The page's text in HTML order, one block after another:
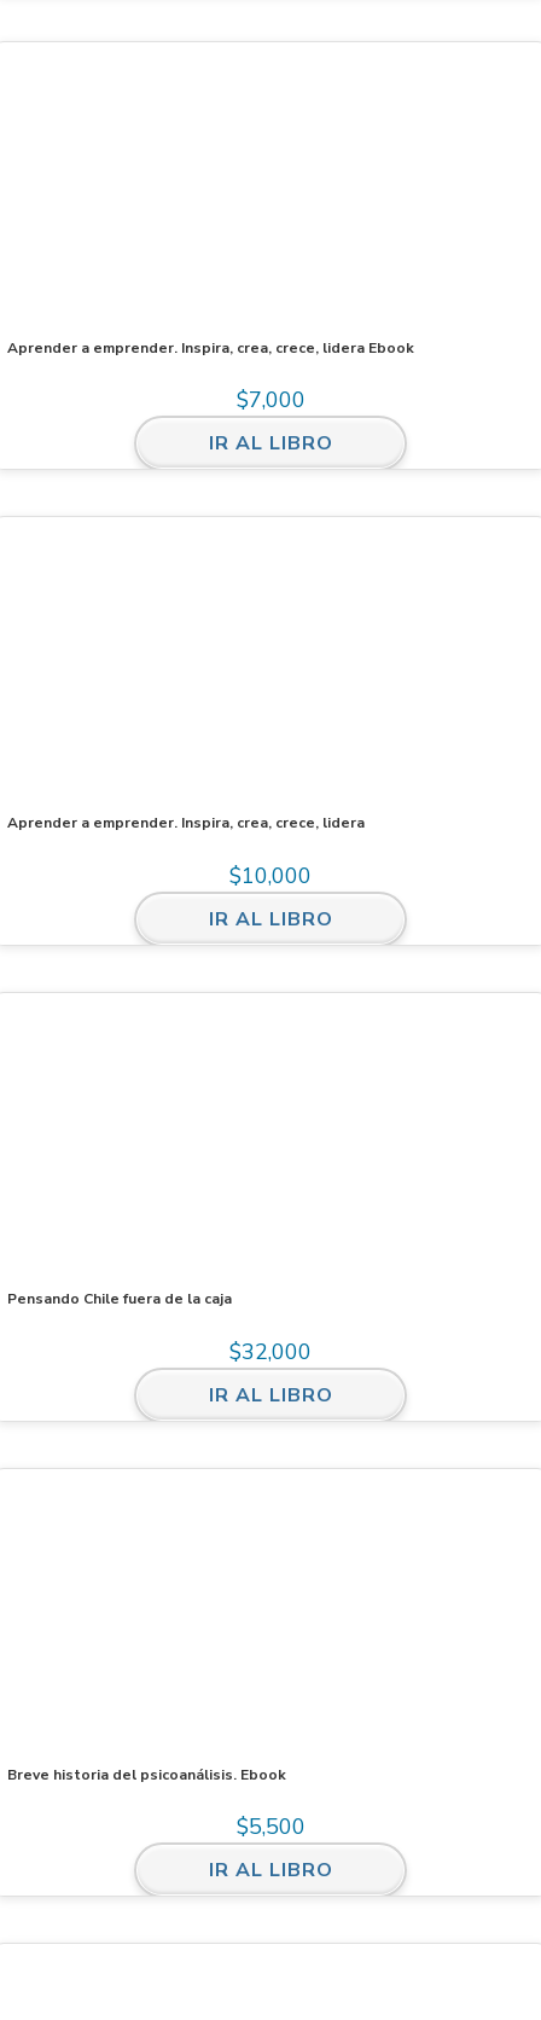
Aprender a emprender. Inspira, crea, crece, lidera Ebook
$7,000
IR AL LIBRO
Aprender a emprender. Inspira, crea, crece, lidera
$10,000
IR AL LIBRO
Pensando Chile fuera de la caja
$32,000
IR AL LIBRO
Breve historia del psicoanálisis. Ebook
$5,500
IR AL LIBRO